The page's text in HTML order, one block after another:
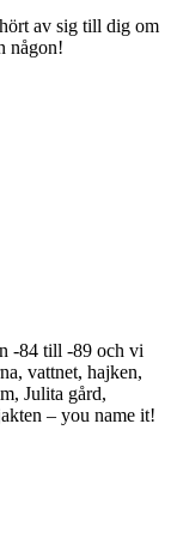
av sig till dig om
någon!
-84 till -89 och vi
vattnet, hajken,
Julita gård,
– you name it!